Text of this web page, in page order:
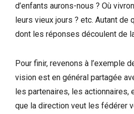
d’enfants aurons-nous ? Où
leurs vieux jours ? etc. Autant de
dont les réponses découlent de
Pour finir, revenons à l’exemple
vision est en général partagée
les partenaires, les actionnaires,
que la direction veut les fédérer